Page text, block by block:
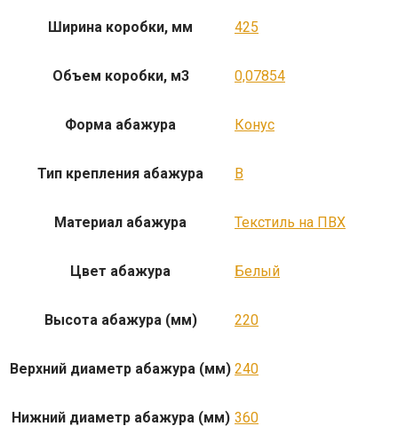
Ширина коробки, мм 425
Объем коробки, м3 0,07854
Форма абажура Конус
Тип крепления абажура B
Материал абажура Текстиль на ПВХ
Цвет абажура Белый
Высота абажура (мм) 220
Верхний диаметр абажура (мм) 240
Нижний диаметр абажура (мм) 360